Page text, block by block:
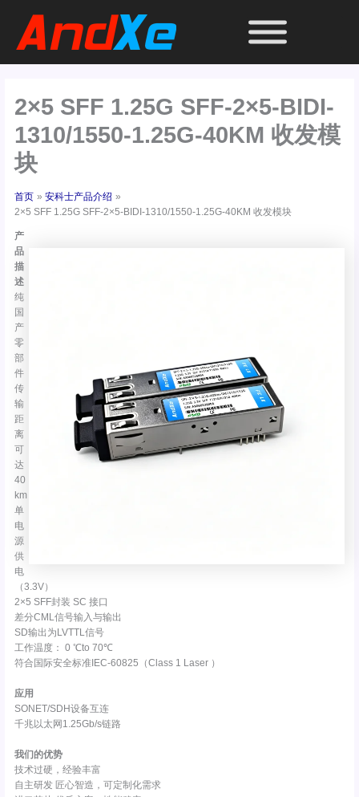
2×5 SFF 1.25G SFF-2×5-BIDI-
1310/1550-1.25G-40KM 收发模
块
首页
安科士产品介绍
2×5 SFF 1.25G SFF-2×5-BIDI-1310/1550-1.25G-40KM 收发模块
产
品
描
述
纯
国
产
零
部
件
传
输
距
离
可
达
40
km
单
电
源
供
电
（3.3V）
2×5 SFF封装 SC 接口
差分CML信号输入与输出
SD输出为LVTTL信号
工作温度： 0 ℃to 70℃
符合国际安全标准IEC-60825（Class 1 Laser ）
应用
SONET/SDH设备互连
千兆以太网1.25Gb/s链路
我们的优势
技术过硬，经验丰富
自主研发 匠心智造，可定制化需求